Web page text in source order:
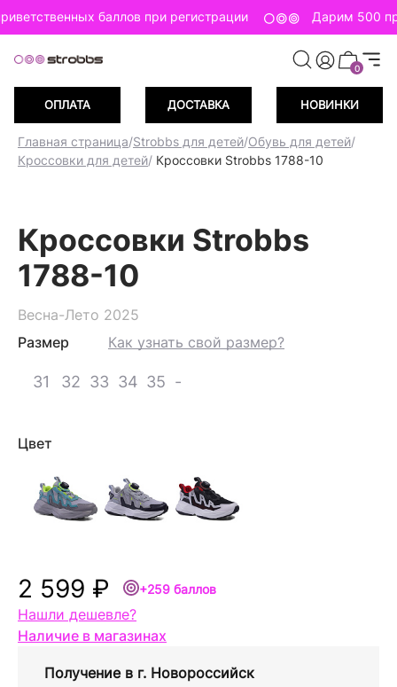
баллов при регистрации Дарим 500
0
ОПЛАТА ДОСТАВКА НОВИНКИ
Главная страница/Strobbs для детей/Обувь для детей/
Кроссовки для детей/ Кроссовки Strobbs 1788-10
Кроссовки Strobbs
1788-10
Весна-Лето 2025
Размер
Как узнать свой размер?
31 32 33 34 35 -
Цвет
2 599 ₽ +259 баллов
Нашли дешевле?
Наличие в магазинах
Получение в г. Новороссийск